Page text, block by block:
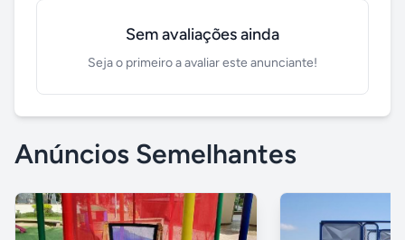
Sem avaliações ainda
Seja o primeiro a avaliar este anunciante!
Anúncios Semelhantes